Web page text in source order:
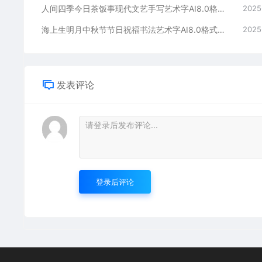
人间四季今日茶饭事现代文艺手写艺术字AI8.0格式激光打标文件通用矢量图
海上生明月中秋节节日祝福书法艺术字AI8.0格式激光打标文件通用矢量图
发表评论
登录后评论